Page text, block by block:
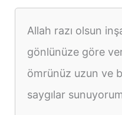
Allah razı olsun
gönlünüze göre
ömrünüz uzun ve
saygılar